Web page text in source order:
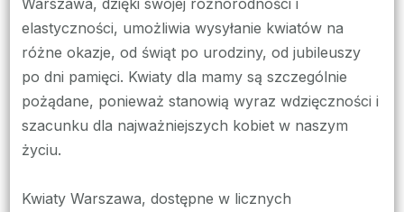
elastyczności, umożliwia wysyłanie kwiatów na
różne okazje, od świąt po urodziny, od jubileuszy
po dni pamięci. Kwiaty dla mamy są szczególnie
pożądane, ponieważ stanowią wyraz wdzięczności i
szacunku dla najważniejszych kobiet w naszym
życiu.
Kwiaty Warszawa, dostępne w licznych